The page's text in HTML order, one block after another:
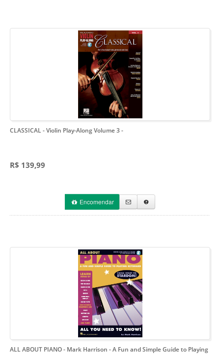
CLASSICAL - Violin Play-Along Volume 3-
R$ 139,99
Encomendar
ALL ABOUT PIANO - Mark Harrison - A Fun and Simple Guide to Playing